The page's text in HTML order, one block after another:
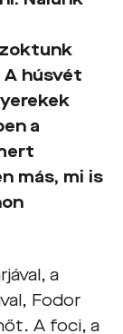
húsvét
a
más, mi is
a
Fodor
A foci, a